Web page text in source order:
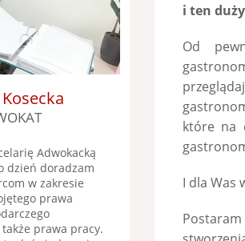
i ten
Od
które na
I dla Was
Adwokacką
dzień doradzam
w zakresie
prawa
prawa pracy.